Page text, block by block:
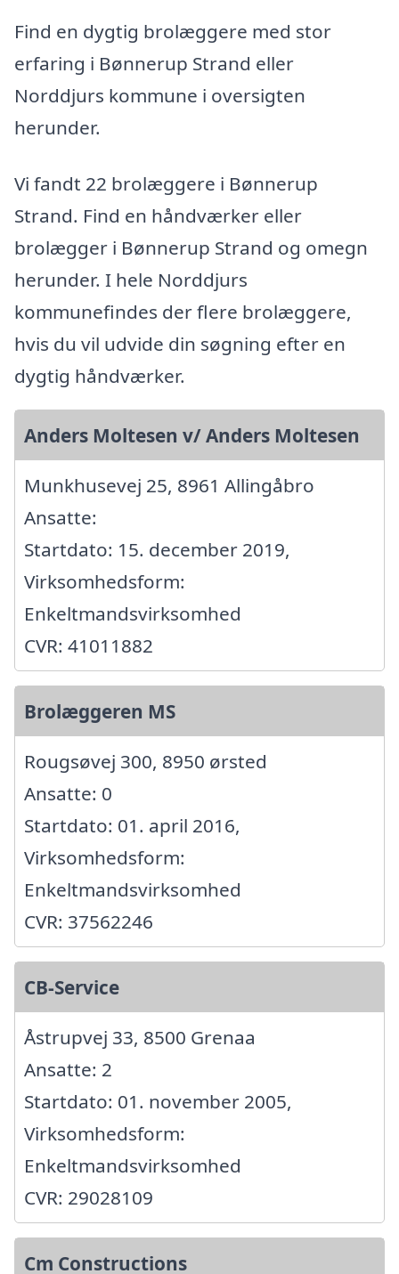
Find en dygtig brolæggere med stor
erfaring i Bønnerup Strand eller
Norddjurs kommune i oversigten
herunder.
Vi fandt 22 brolæggere i Bønnerup
Strand. Find en håndværker eller
brolægger i Bønnerup Strand og omegn
herunder. I hele Norddjurs
kommunefindes der flere brolæggere,
hvis du vil udvide din søgning efter en
dygtig håndværker.
Anders Moltesen v/ Anders Moltesen
Munkhusevej 25, 8961 Allingåbro
Ansatte:
Startdato: 15. december 2019,
Virksomhedsform:
Enkeltmandsvirksomhed
CVR: 41011882
Brolæggeren MS
Rougsøvej 300, 8950 ørsted
Ansatte: 0
Startdato: 01. april 2016,
Virksomhedsform:
Enkeltmandsvirksomhed
CVR: 37562246
CB-Service
Åstrupvej 33, 8500 Grenaa
Ansatte: 2
Startdato: 01. november 2005,
Virksomhedsform:
Enkeltmandsvirksomhed
CVR: 29028109
Cm Constructions